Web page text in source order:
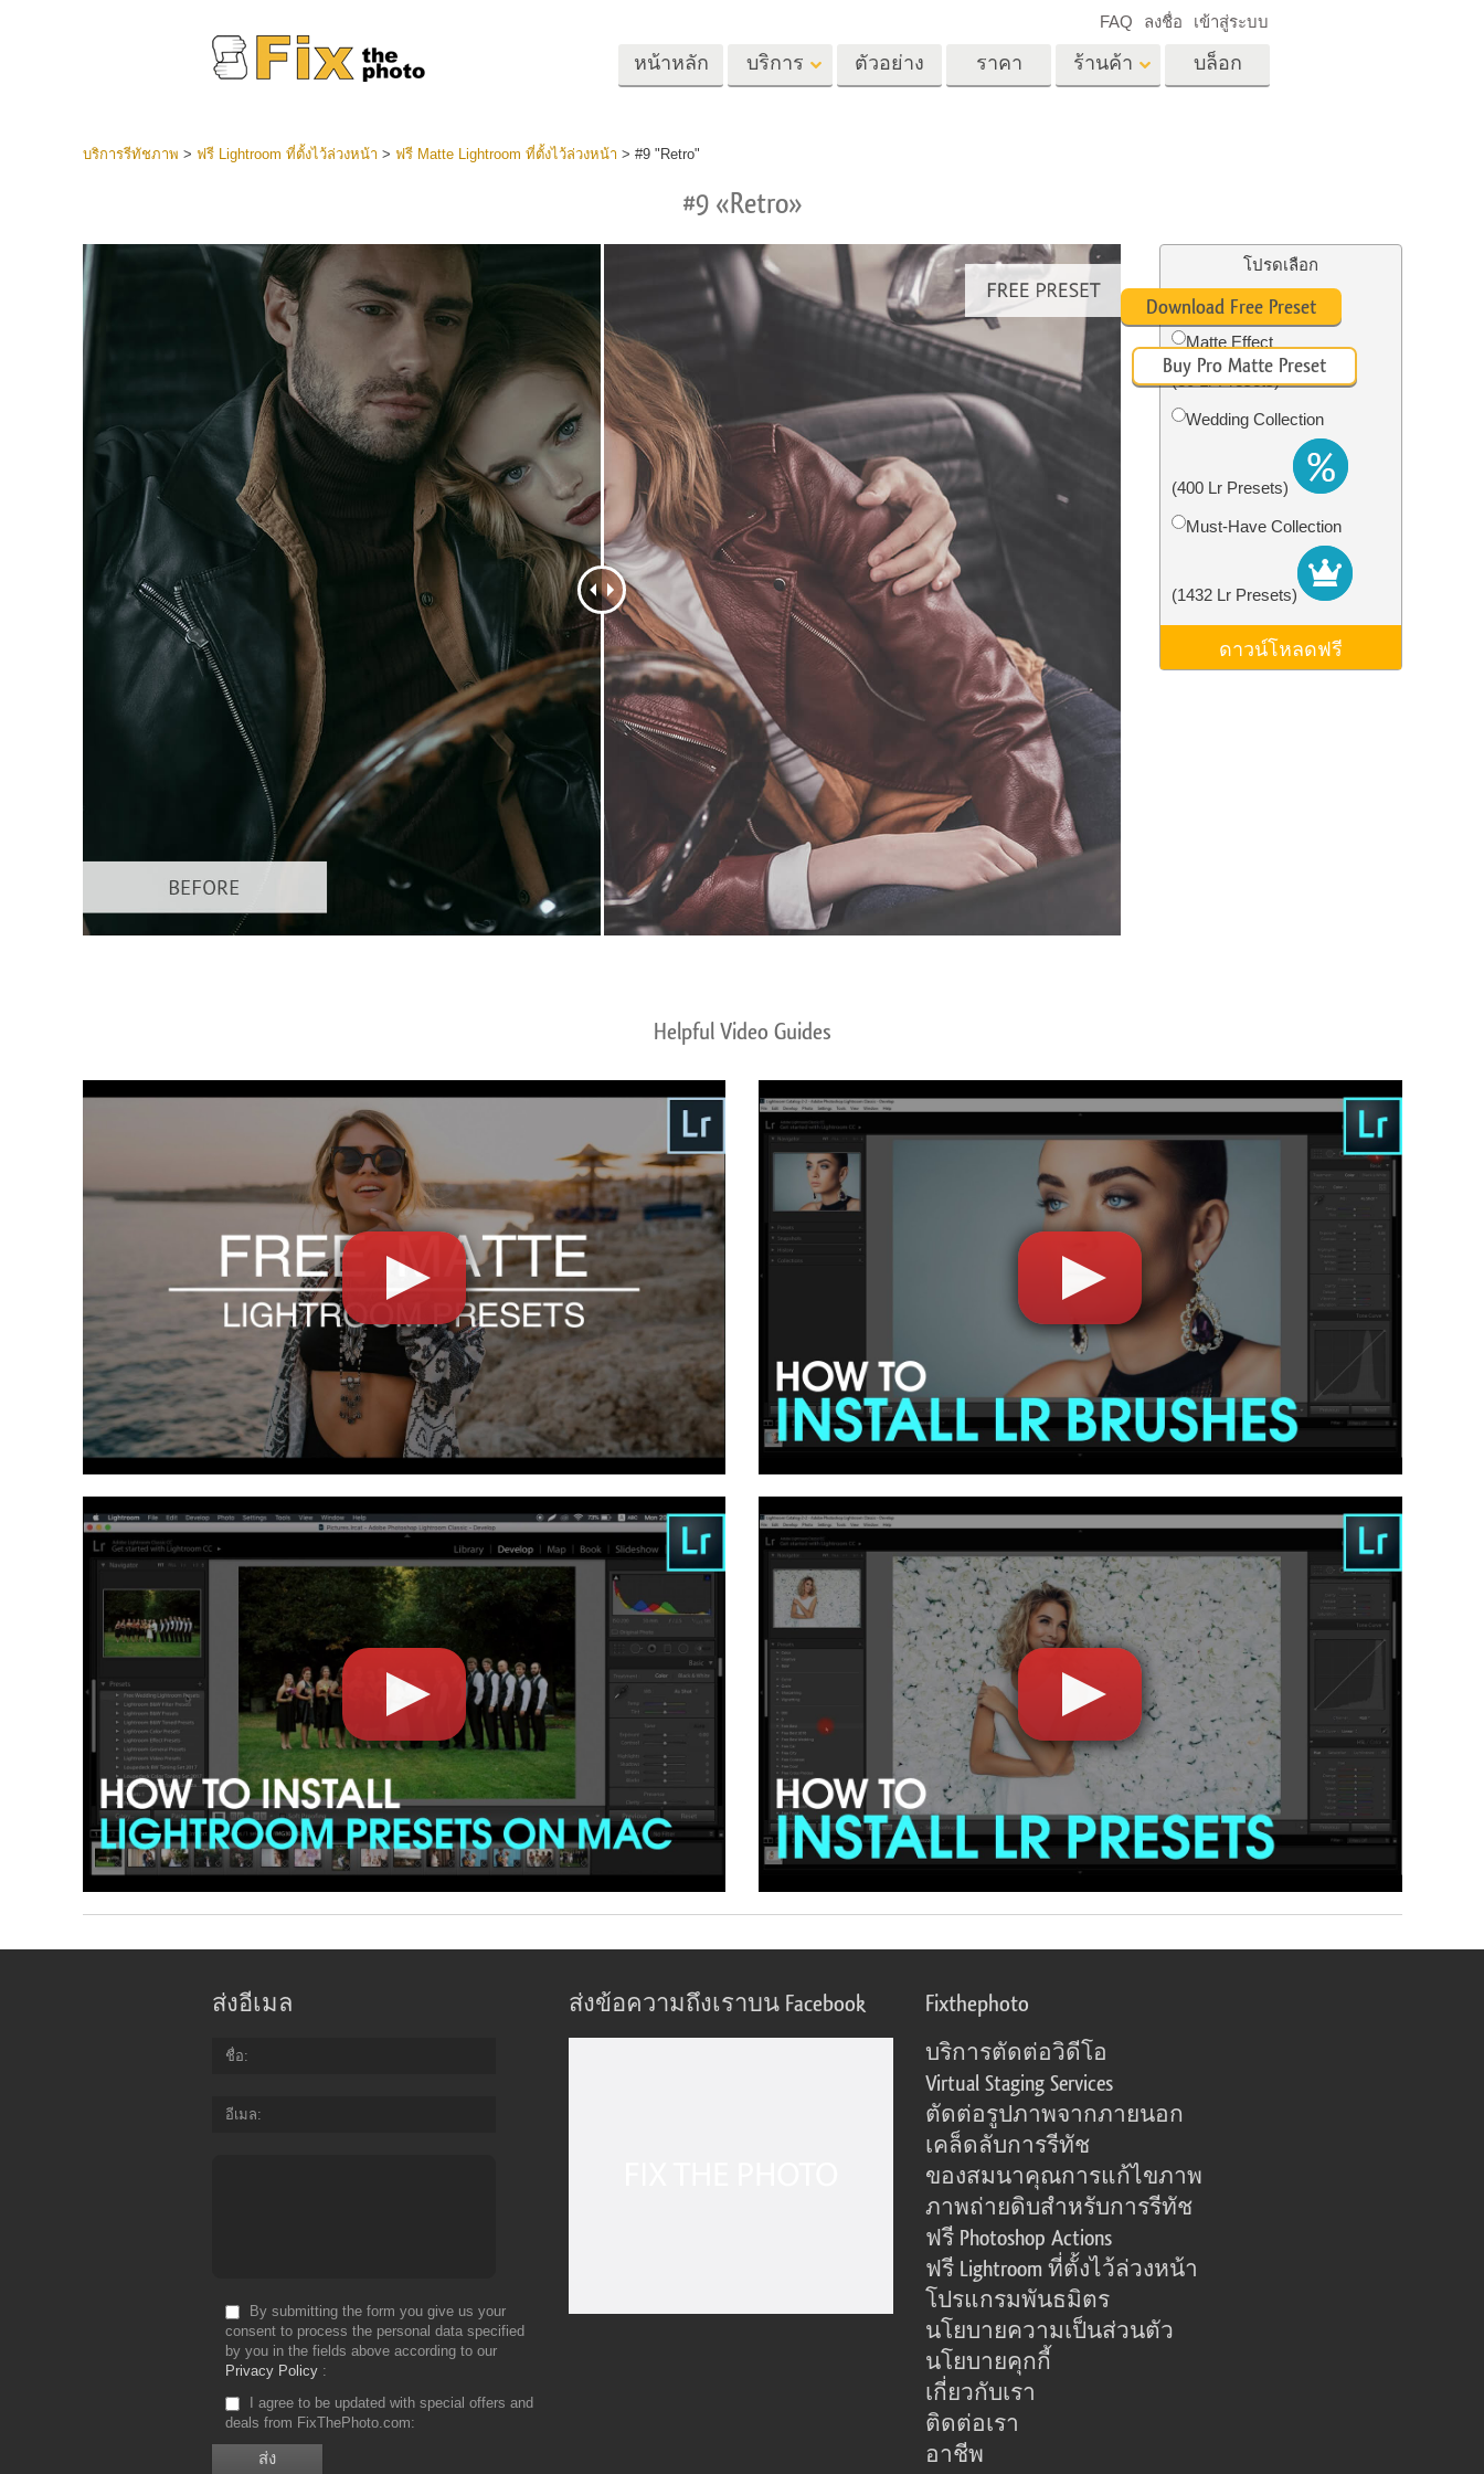
หน้าหลัก บริการ
อสังหาริมทรัพย์
บริการแก้ไขภาพงาน
แต่งงาน
โมเดลเสื้อผ้าที่สร้างโดย AI การจัดการรูปภาพ ถ่ายรูปเป็นบริการ
บริการรีทัชสินค้า บริการรีทัชเครื่องประดับ ข้อมูลการฝึกอบรม AI Video Editing Services
ตัวอย่าง ราคา ร้านค้า
Lightroom
คอลเลคชันที่ตั้งไว้ล่วง
หน้า LR ทั้งชุด
พรีเซ็ตข้อเสนอที่ดีที่สุด
คอลเลกชันมือถือ
Photoshop
Photoshop Actions
โอเวอร์เลย์ Photoshop
Photoshop Textures
Ps Actions คอลเลกชัน
ทั้งหมด
Ps ซ้อนทับคอลเลกชัน
ทั้งหมด
การ์ดวันวาเลนไทน์
คำเชิญงานแต่งงาน
คำเชิญวันเกิดของเด็ก
บล็อก
FAQ ลงชื่อ เข้าสู่ระบบ
บริการรีทัชภาพ > ฟรี Lightroom ที่ตั้งไว้ล่วงหน้า > ฟรี Matte Lightroom ที่ตั้งไว้ล่วงหน้า > #9 "Retro"
#9 «Retro»
โปรดเลือก
Free Matte Preset #9
Matte Effect
(30 Lr Presets)
Wedding Collection
(400 Lr Presets)
Must-Have Collection
(1432 Lr Presets)
ดาวน์โหลดฟรี
Download Free Preset
Buy Pro Matte Preset
Helpful Video Guides
ส่งอีเมล
ชื่อ
อีเมล
By submitting the form you give us your
consent to process the personal data specified
by you in the fields above according to our
Privacy Policy
I agree to be updated with special offers and
deals from FixThePhoto.com
ส่งข้อความถึงเราบน Facebook Fixthephoto
บริการตัดต่อวิดีโอ
Virtual Staging Services
ตัดต่อรูปภาพจากภายนอก
เคล็ดลับการรีทัช
ของสมนาคุณการแก้ไขภาพ
ภาพถ่ายดิบสำหรับการรีทัช
ฟรี Photoshop Actions
ฟรี Lightroom ที่ตั้งไว้ล่วงหน้า
โปรแกรมพันธมิตร
นโยบายความเป็นส่วนตัว
นโยบายคุกกี้
เกี่ยวกับเรา
ติดต่อเรา
อาชีพ